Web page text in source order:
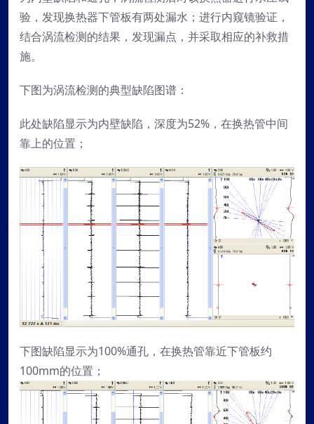
验，发现换热器下管板有两处漏水；进行内窥镜验证，
结合涡流检测的结果，发现漏点，并采取相应的补救措
施。
下图为涡流检测的典型缺陷图谱：
此处缺陷显示为内壁缺陷，深度为52%，在换热管中间
靠上的位置；
下图缺陷显示为100%通孔，在换热管靠近下管板约
100mm的位置；